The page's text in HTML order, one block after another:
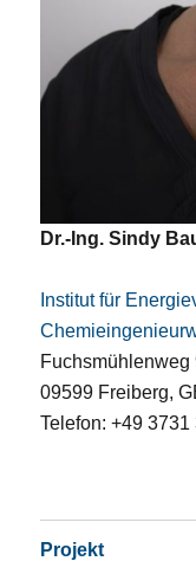
Dr.-Ing. Sindy
Institut für
Fuchsmühlenweg
09599 Freiberg,
Telefon: +49 3731
Projekt